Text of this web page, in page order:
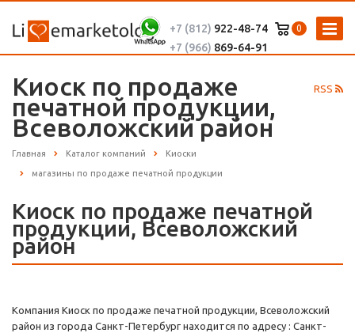
0
+7 (812) 922-48-74
+7 (966) 869-64-91
RSS
Киоск по продаже
печатной продукции,
Всеволожский район
Главная Каталог компаний Киоски
магазины по продаже печатной продукции
Киоск по продаже печатной
продукции, Всеволожский
район
Компания Киоск по продаже печатной продукции, Всеволожский
район из города Санкт-Петербург находится по адресу : Санкт-